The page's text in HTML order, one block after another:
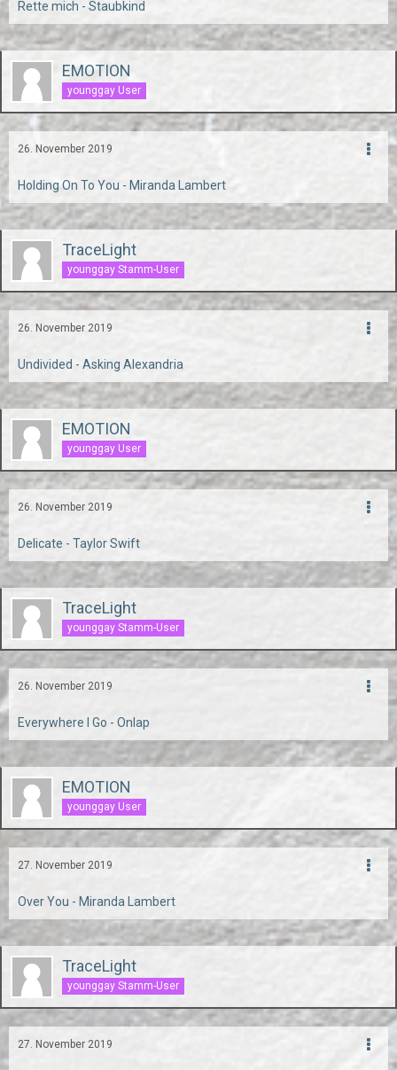
Rette mich - Staubkind
EMOTION
younggay User
26. November 2019
Holding On To You - Miranda Lambert
TraceLight
younggay Stamm-User
26. November 2019
Undivided - Asking Alexandria
EMOTION
younggay User
26. November 2019
Delicate - Taylor Swift
TraceLight
younggay Stamm-User
26. November 2019
Everywhere I Go - Onlap
EMOTION
younggay User
27. November 2019
Over You - Miranda Lambert
TraceLight
younggay Stamm-User
27. November 2019